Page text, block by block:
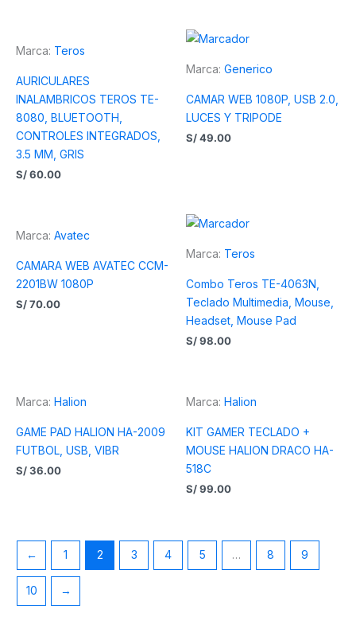
Marca: Teros
AURICULARES
INALAMBRICOS TEROS TE-
8080, BLUETOOTH,
CONTROLES INTEGRADOS,
3.5 MM, GRIS
S/ 60.00
Marca: Generico
CAMAR WEB 1080P, USB 2.0,
LUCES Y TRIPODE
S/ 49.00
Marca: Avatec
CAMARA WEB AVATEC CCM-
2201BW 1080P
S/ 70.00
Marca: Teros
Combo Teros TE-4063N,
Teclado Multimedia, Mouse,
Headset, Mouse Pad
S/ 98.00
Marca: Halion
GAME PAD HALION HA-2009
FUTBOL, USB, VIBR
S/ 36.00
Marca: Halion
KIT GAMER TECLADO +
MOUSE HALION DRACO HA-
518C
S/ 99.00
← 1 2 3 4 5 … 8 9
10 →